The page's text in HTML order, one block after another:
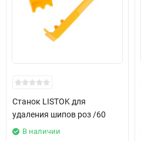
Станок LISTOK для
удаления шипов роз /60
В наличии